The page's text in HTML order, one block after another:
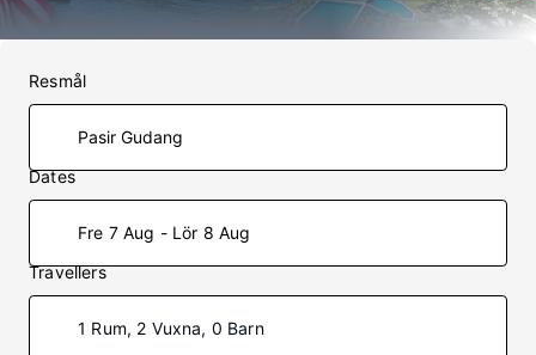
Resmål
Dates
Fre 7 Aug - Lör 8 Aug
Travellers
1 Rum, 2 Vuxna, 0 Barn